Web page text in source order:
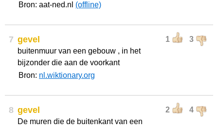
Bron: aat-ned.nl (offline)
7 1 3
gevel
buitenmuur van een gebouw , in het
bijzonder die aan de voorkant
Bron: nl.wiktionary.org
8 2 4
gevel
De muren die de buitenkant van een